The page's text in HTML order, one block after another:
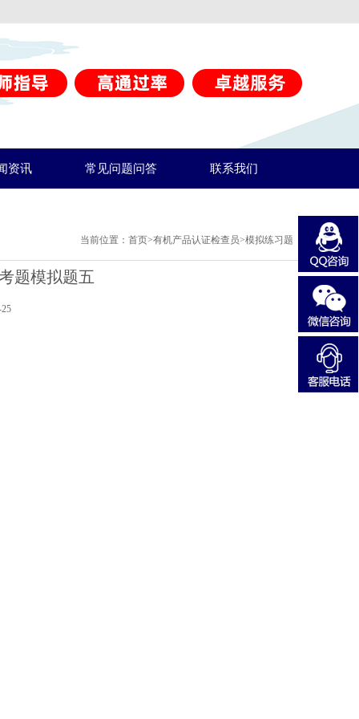
资讯 常见问题问答 联系我们
当前位置： 首页>有机产品认证检查员>模拟练习题
题模拟题五